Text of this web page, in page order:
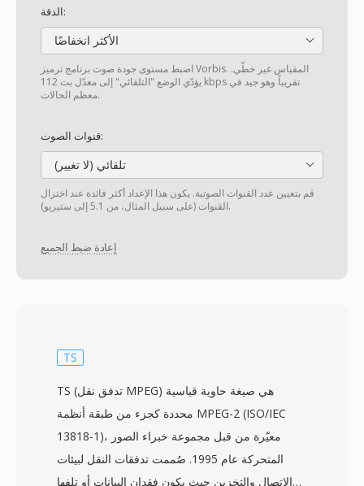
الدقة:
الأكثر انخفاضًا
اضبط مستوى جودة صوت برنامج ترميز Vorbis. المقياس غير خطّي.
يؤدّي الوضع "التلقائي" إلى معدّل بت 112 kbps تقريباً وهو جيد في
معظم الحالات.
قنوات الصوت:
تلقائي (لا تغيير)
قم بتعيين عدد القنوات الصوتية. يكون هذا الإعداد أكثر فائدة عند اختزال
القنوات (على سبيل المثال، من 5.1 إلى ستيريو).
إعادة ضبط الجميع
TS
TS (تدفق نقل MPEG) هي صيغة حاوية قياسية
محددة كجزء من طبقة أنظمة MPEG-2 (ISO/IEC
13818-1)، معيّرة من قبل مجموعة خبراء الصور
المتحركة عام 1995. صُممت تدفقات النقل لبيئات
الاتصال والتخزين حيث يكون فقدان البيانات أو تلفها